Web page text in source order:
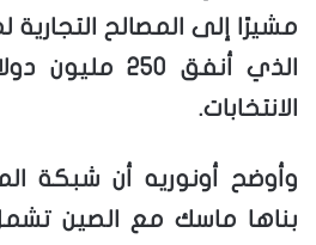
مشيرًا إلى المصالح التجارية
الذي أنفق 250
الانتخابات.
وأوضح أونوريه أن شبكة
بناها ماسك مع الصين